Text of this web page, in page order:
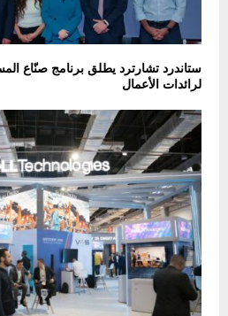
ستاندرد تشارترد يطلق برنامج صنّاع
لرائدات الأعمال